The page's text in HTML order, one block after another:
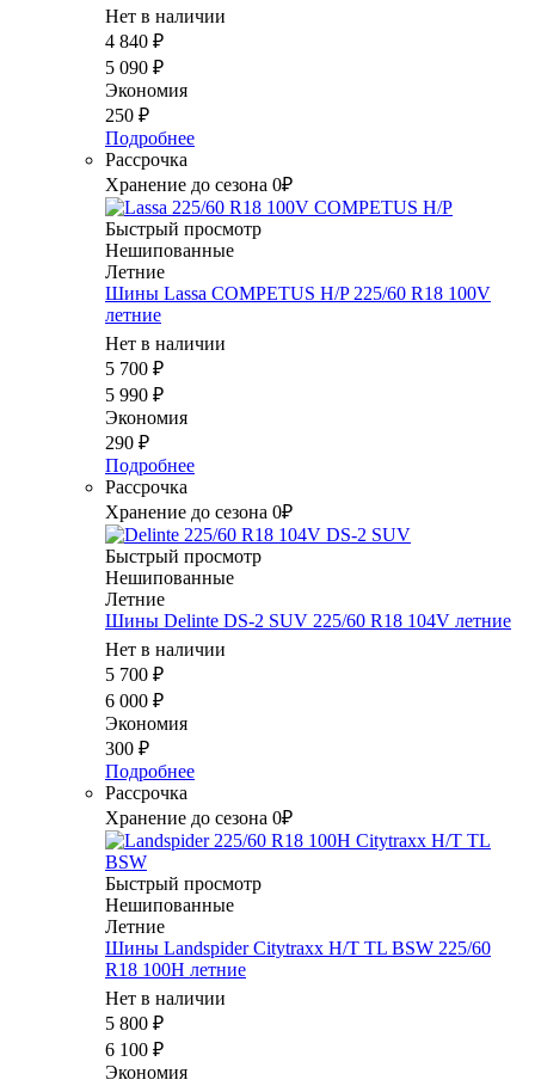
Нет в наличии
4 840 ₽
5 090 ₽
Экономия
250 ₽
Подробнее
Рассрочка
Хранение до сезона 0₽
Быстрый просмотр
Нешипованные
Летние
Шины Lassa COMPETUS H/P 225/60 R18 100V
летние
Нет в наличии
5 700 ₽
5 990 ₽
Экономия
290 ₽
Подробнее
Рассрочка
Хранение до сезона 0₽
Быстрый просмотр
Нешипованные
Летние
Шины Delinte DS-2 SUV 225/60 R18 104V летние
Нет в наличии
5 700 ₽
6 000 ₽
Экономия
300 ₽
Подробнее
Рассрочка
Хранение до сезона 0₽
Быстрый просмотр
Нешипованные
Летние
Шины Landspider Citytraxx H/T TL BSW 225/60
R18 100H летние
Нет в наличии
5 800 ₽
6 100 ₽
Экономия